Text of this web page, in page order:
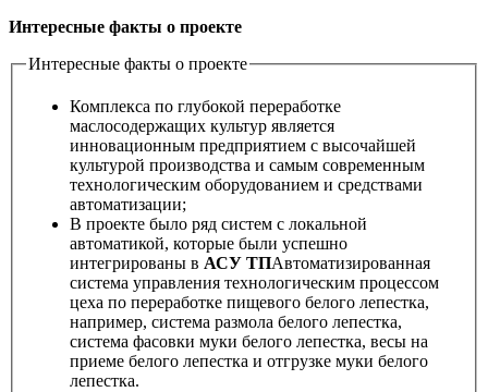
Интересные факты о проекте
Интересные факты о проекте
Комплекса по глубокой переработке
маслосодержащих культур является
инновационным предприятием с высочайшей
культурой производства и самым современным
технологическим оборудованием и средствами
автоматизации;
В проекте было ряд систем с локальной
автоматикой, которые были успешно
интегрированы в АСУ ТПАвтоматизированная
система управления технологическим процессом
цеха по переработке пищевого белого лепестка,
например, система размола белого лепестка,
система фасовки муки белого лепестка, весы на
приеме белого лепестка и отгрузке муки белого
лепестка.